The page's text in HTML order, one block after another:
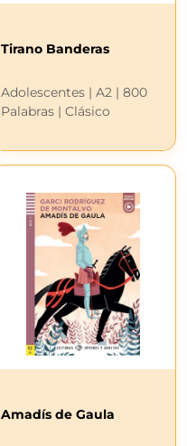
Tirano Banderas
Adolescentes | A2 | 800
Palabras | Clásico
Amadís de Gaula